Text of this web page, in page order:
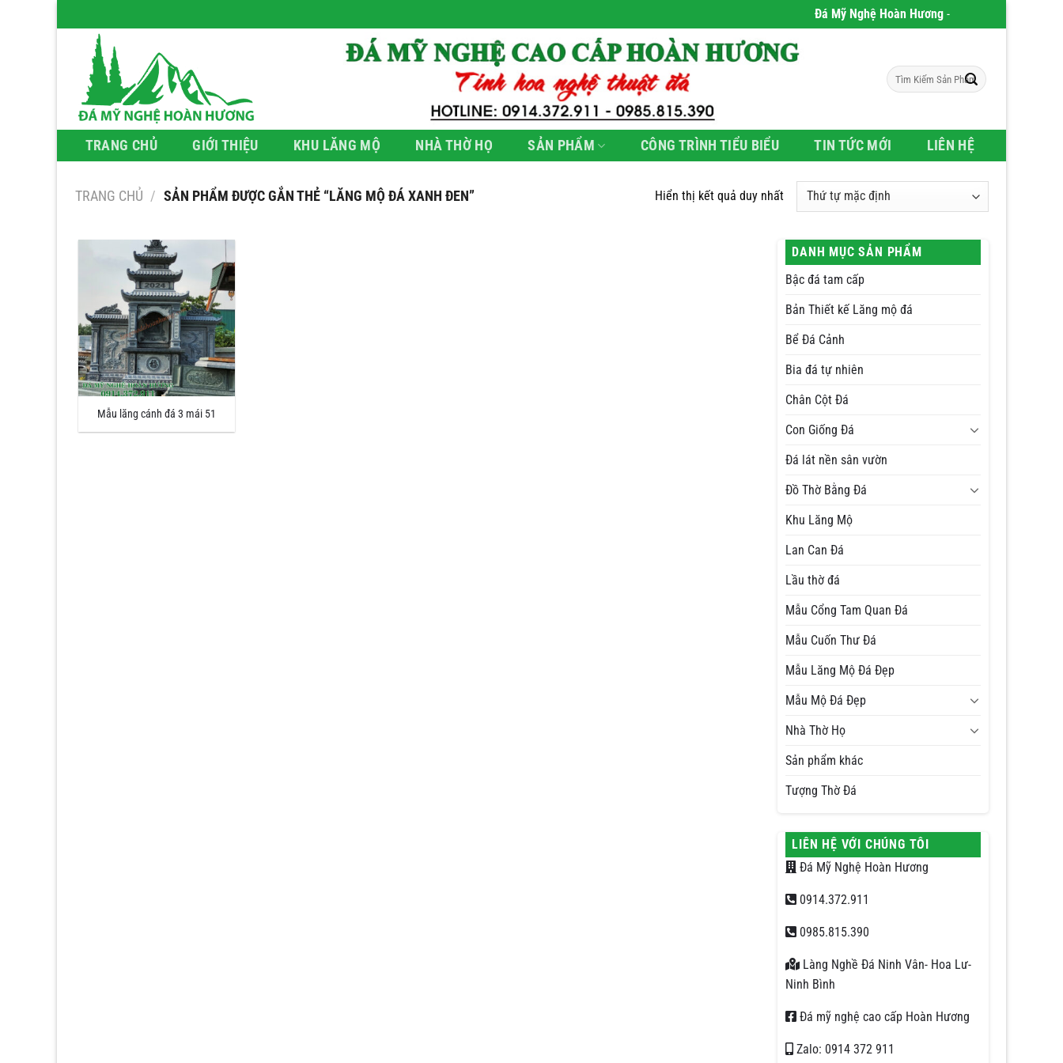
qua
Đá Mỹ Nghệ Hoàn Hương- Chúng tôi chuyên phân
Tìm
kiếm:
TRANG CHỦ GIỚI THIỆU KHU LĂNG MỘ NHÀ THỜ HỌ SẢN PHẨM CÔNG TRÌNH TIỂU BIỂU TIN TỨC MỚI LIÊN HỆ
TRANG CHỦ / SẢN PHẨM ĐƯỢC GẮN THẺ “LĂNG MỘ ĐÁ XANH ĐEN” Hiển thị kết quả duy nhất
Mẫu lăng cánh đá 3 mái 51
DANH MỤC SẢN PHẨM
Bậc đá tam cấp
Bản Thiết kế Lăng mộ đá
Bể Đá Cảnh
Bia đá tự nhiên
Chân Cột Đá
Con Giống Đá
Đá lát nền sân vườn
Đồ Thờ Bằng Đá
Khu Lăng Mộ
Lan Can Đá
Lầu thờ đá
Mẫu Cổng Tam Quan Đá
Mẫu Cuốn Thư Đá
Mẫu Lăng Mộ Đá Đẹp
Mẫu Mộ Đá Đẹp
Nhà Thờ Họ
Sản phẩm khác
Tượng Thờ Đá
LIÊN HỆ VỚI CHÚNG TÔI
Đá Mỹ Nghệ Hoàn Hương
0914.372.911
0985.815.390
Làng Nghề Đá Ninh Vân- Hoa Lư-
Ninh Bình
Đá mỹ nghệ cao cấp Hoàn Hương
Zalo: 0914 372 911